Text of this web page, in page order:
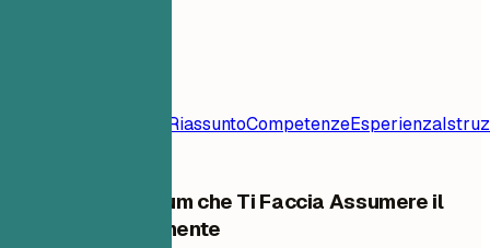
RiassuntoCompetenzeEsperienza
Crea un Curriculum che Ti Faccia Assumere il
60% Più Velocemente